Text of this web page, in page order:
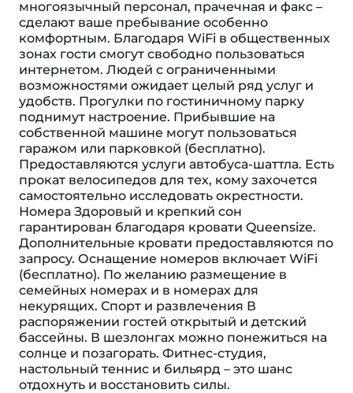
многоязычный персонал, прачечная и факс –
сделают ваше пребывание особенно
комфортным. Благодаря WiFi в общественных
зонах гости смогут свободно пользоваться
интернетом. Людей с ограниченными
возможностями ожидает целый ряд услуг и
удобств. Прогулки по гостиничному парку
поднимут настроение. Прибывшие на
собственной машине могут пользоваться
гаражом или парковкой (бесплатно).
Предоставляются услуги автобуса-шаттла. Есть
прокат велосипедов для тех, кому захочется
самостоятельно исследовать окрестности.
Номера Здоровый и крепкий сон
гарантирован благодаря кровати Queensize.
Дополнительные кровати предоставляются по
запросу. Оснащение номеров включает WiFi
(бесплатно). По желанию размещение в
семейных номерах и в номерах для
некурящих. Спорт и развлечения В
распоряжении гостей открытый и детский
бассейны. В шезлонгах можно понежиться на
солнце и позагорать. Фитнес-студия,
настольный теннис и бильярд – это шанс
отдохнуть и восстановить силы.